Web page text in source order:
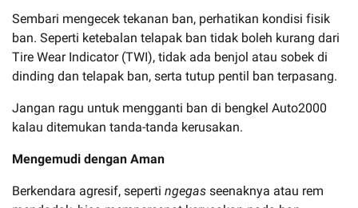
Sembari mengecek tekanan ban, perhatikan kondisi fisik
ban. Seperti ketebalan telapak ban tidak boleh kurang dari
Tire Wear Indicator (TWI), tidak ada benjol atau sobek di
dinding dan telapak ban, serta tutup pentil ban terpasang.
Jangan ragu untuk mengganti ban di bengkel Auto2000
kalau ditemukan tanda-tanda kerusakan.
Mengemudi dengan Aman
Berkendara agresif, seperti ngegas seenaknya atau rem